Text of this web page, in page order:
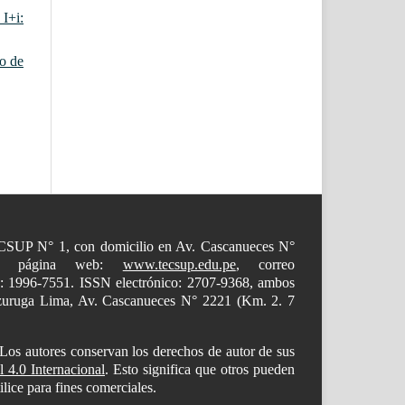
I+i:
de
N° 1, con domicilio en Av. Cascanueces N°
página web: www.tecsup.edu.pe, correo
7551. ISSN electrónico: 2707-9368, ambos
Lima, Av. Cascanueces N° 2221 (Km. 2. 7
autores conservan los derechos de autor de sus
4.0 Internacional. Esto significa que otros pueden
para fines comerciales.